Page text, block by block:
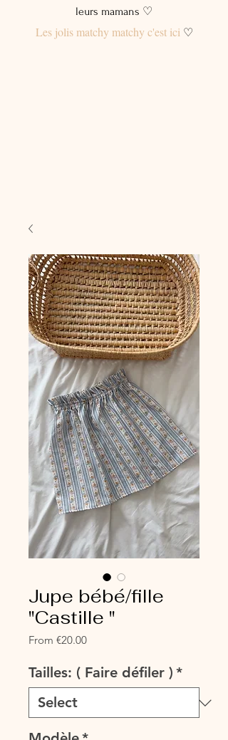
leurs mamans ♡
Les jolis matchy matchy c'est ici♡
Jupe bébé/fille
"Castille "
From €20.00Sale
Tailles: ( Faire défiler ) *